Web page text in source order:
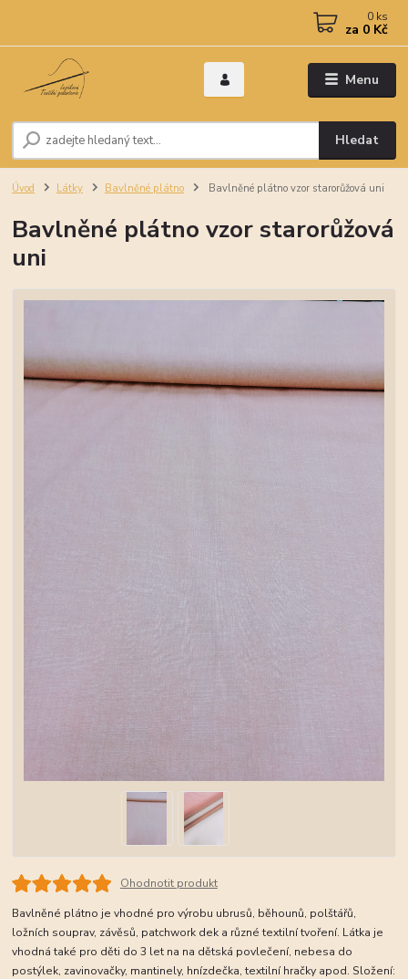
Menu
Hledat
0 ks
za 0 Kč
Úvod Látky Bavlněné plátno Bavlněné plátno vzor starorůžová uni
Bavlněné plátno vzor starorůžová
uni
Ohodnotit produkt
Bavlněné plátno je vhodné pro výrobu ubrusů, běhounů, polštářů,
ložních souprav, závěsů, patchwork dek a různé textilní tvoření. Látka je
vhodná také pro děti do 3 let na na dětská povlečení, nebesa do
postýlek, zavinovačky, mantinely, hnízdečka, textilní hračky apod. Složení: